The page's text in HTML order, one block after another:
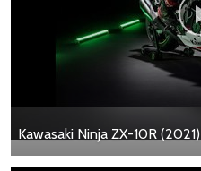
Kawasaki Ninja ZX-10R (2021)